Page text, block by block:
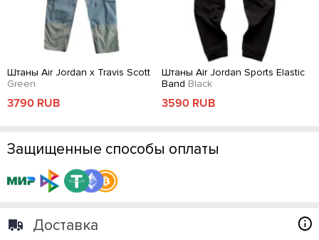
Штаны Air Jordan x Travis Scott
Green
3790 RUB
Штаны Air Jordan Sports Elastic
Band Black
3590 RUB
Защищенные способы оплаты
Доставка